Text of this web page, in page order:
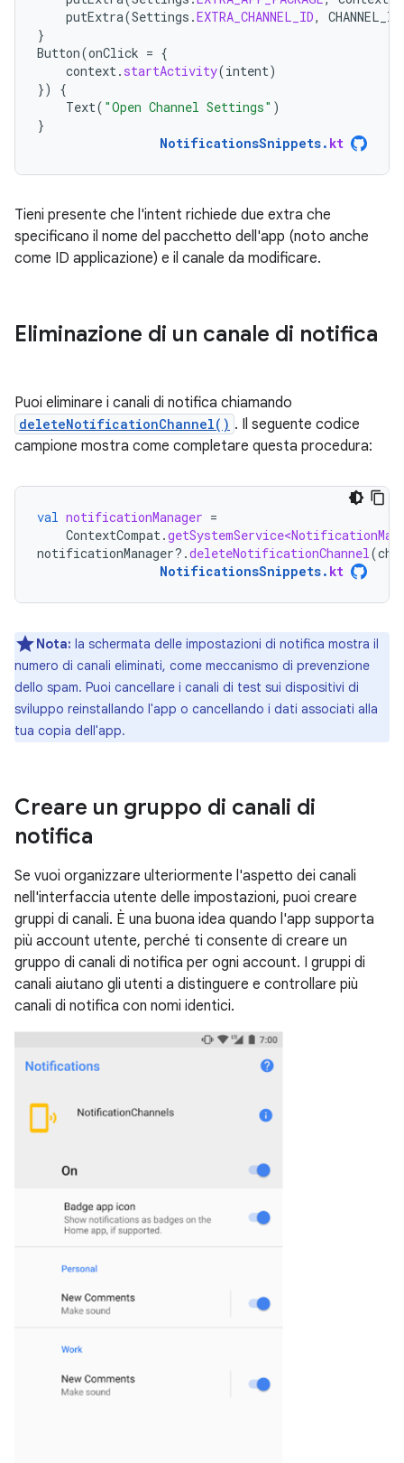
putExtra(Settings .EXTRA_CHANNEL_ID, CHANNEL_ID
}
Button(onClick = {
context. startActivity(intent)
})
{
Text( "Open Channel Settings" )
}
NotificationsSnippets. kt
Tieni presente che l'intent richiede due extra che
specificano il nome del pacchetto dell'app (noto anche
come ID applicazione) e il canale da modificare.
Eliminazione di un canale di notifica
Puoi eliminare i canali di notifica chiamando
deleteNotificationChannel() . Il seguente codice
campione mostra come completare questa procedura:
val notificationManager =
ContextCompat.
notificationManager?.deleteNotificationChannel(
NotificationsSnippets. kt
Nota: la schermata delle impostazioni di notifica mostra il
numero di canali eliminati, come meccanismo di prevenzione
dello spam. Puoi cancellare i canali di test sui dispositivi di
sviluppo reinstallando l'app o cancellando i dati associati alla
tua copia dell'app.
Creare un gruppo di canali di
notifica
Se vuoi organizzare ulteriormente l'aspetto dei canali
nell'interfaccia utente delle impostazioni, puoi creare
gruppi di canali. È una buona idea quando l'app supporta
più account utente, perché ti consente di creare un
gruppo di canali di notifica per ogni account. I gruppi di
canali aiutano gli utenti a distinguere e controllare più
canali di notifica con nomi identici.